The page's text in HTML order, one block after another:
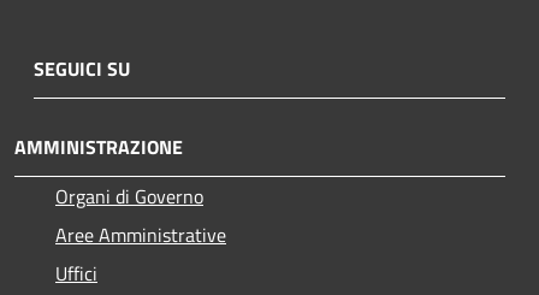
SEGUICI SU
AMMINISTRAZIONE
Organi di Governo
Aree Amministrative
Uffici